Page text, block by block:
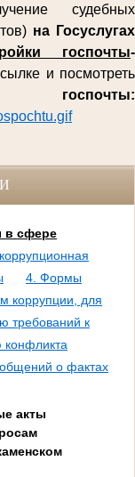
судебных
на Госуслугах
госпочты-
и посмотреть
госпочты:
в сфере
4. Формы
коррупции, для
требований к
о фактах
акты